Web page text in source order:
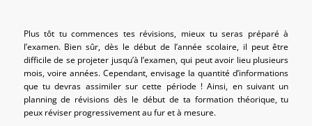
Plus tôt tu commences tes révisions, mieux tu seras préparé à
l’examen. Bien sûr, dès le début de l’année scolaire, il peut être
difficile de se projeter jusqu’à l’examen, qui peut avoir lieu plusieurs
mois, voire années. Cependant, envisage la quantité d’informations
que tu devras assimiler sur cette période ! Ainsi, en suivant un
planning de révisions dès le début de ta formation théorique, tu
peux réviser progressivement au fur et à mesure.